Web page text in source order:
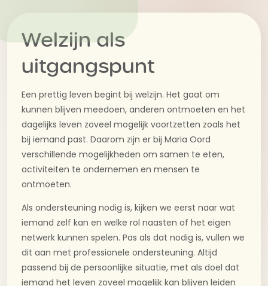
Welzijn als
uitgangspunt
Een prettig leven begint bij welzijn. Het gaat om
kunnen blijven meedoen, anderen ontmoeten en het
dagelijks leven zoveel mogelijk voortzetten zoals het
bij iemand past. Daarom zijn er bij Maria Oord
verschillende mogelijkheden om samen te eten,
activiteiten te ondernemen en mensen te
ontmoeten.
Als ondersteuning nodig is, kijken we eerst naar wat
iemand zelf kan en welke rol naasten of het eigen
netwerk kunnen spelen. Pas als dat nodig is, vullen we
dit aan met professionele ondersteuning. Altijd
passend bij de persoonlijke situatie, met als doel dat